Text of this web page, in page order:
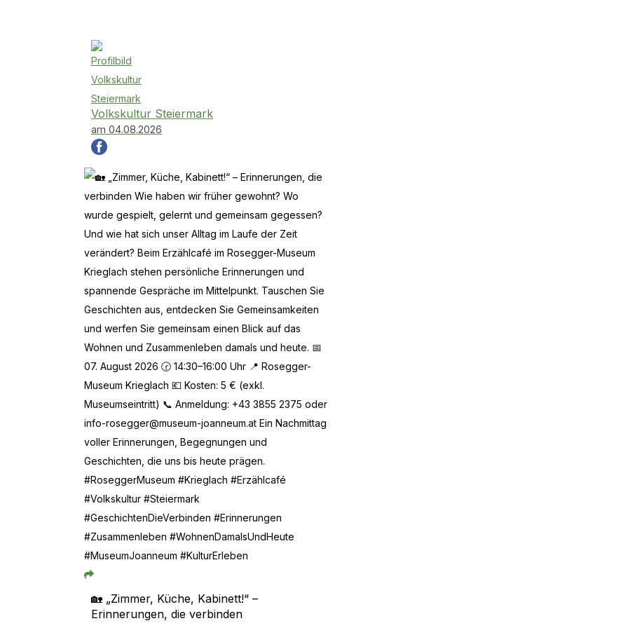
Volkskultur Steiermark
am 04.08.2026
🏡 „Zimmer, Küche, Kabinett!“ –
Erinnerungen, die verbinden